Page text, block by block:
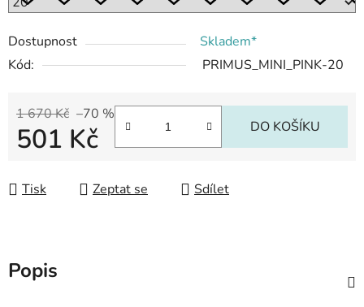
Dostupnost
Skladem*
Kód:
PRIMUS_MINI_PINK-20
1 670 Kč –70 %
501 Kč DO KOŠÍKU
Tisk Zeptat se Sdílet
Popis